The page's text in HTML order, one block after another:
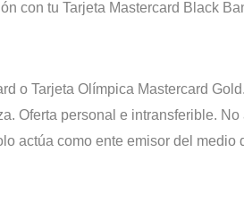
con tu Tarjeta Mastercard Black
o Tarjeta Olímpica Mastercard Gold.
Oferta personal e intransferible.
actúa como ente emisor del medio